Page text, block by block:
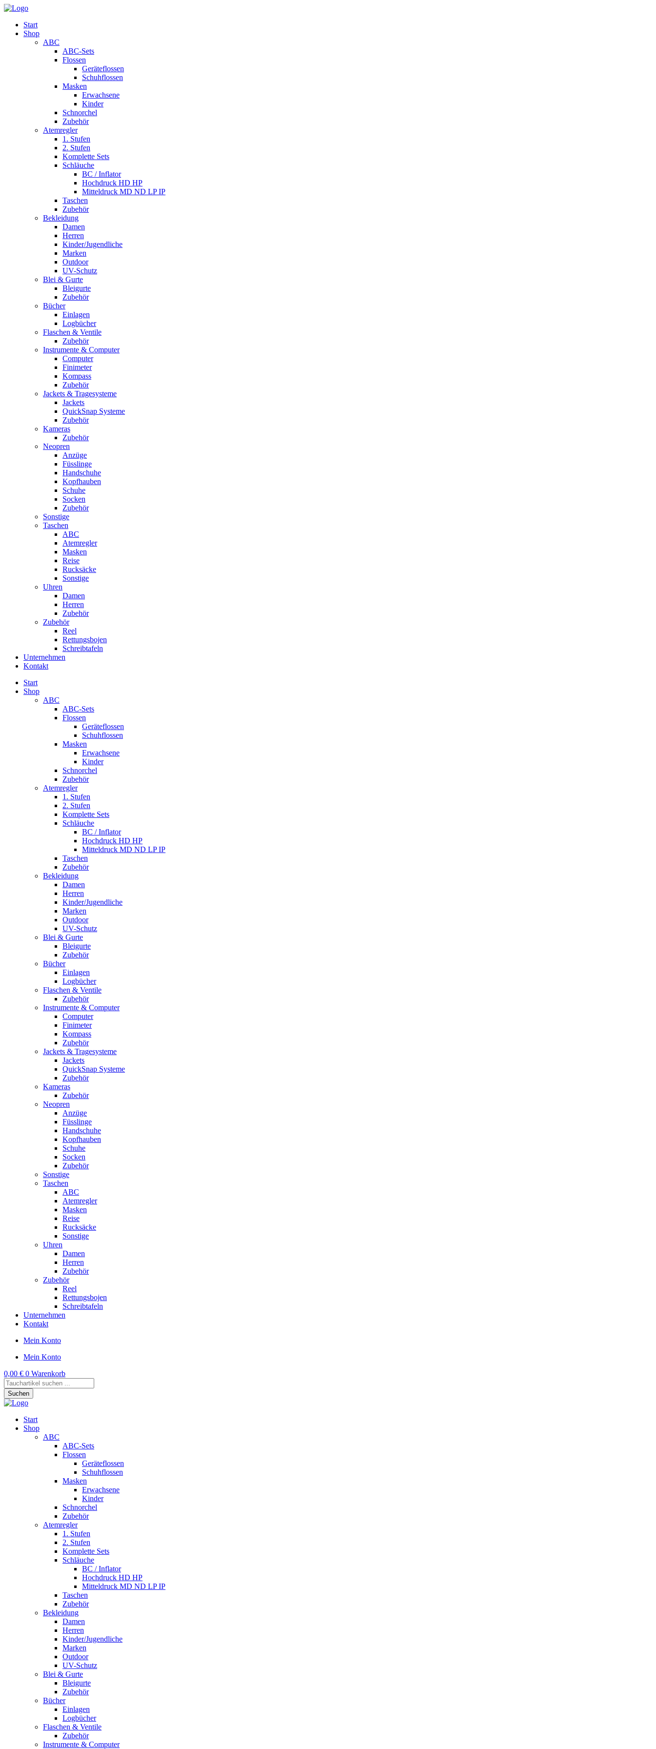
Start
Shop
ABC
ABC-Sets
Flossen
Geräteflossen
Schuhflossen
Masken
Erwachsene
Kinder
Schnorchel
Zubehör
Atemregler
1. Stufen
2. Stufen
Komplette Sets
Schläuche
BC / Inflator
Hochdruck HD HP
Mitteldruck MD ND LP IP
Taschen
Zubehör
Bekleidung
Damen
Herren
Kinder/Jugendliche
Marken
Outdoor
UV-Schutz
Blei & Gurte
Bleigurte
Zubehör
Bücher
Einlagen
Logbücher
Flaschen & Ventile
Zubehör
Instrumente & Computer
Computer
Finimeter
Kompass
Zubehör
Jackets & Tragesysteme
Jackets
QuickSnap Systeme
Zubehör
Kameras
Zubehör
Neopren
Anzüge
Füsslinge
Handschuhe
Kopfhauben
Schuhe
Socken
Zubehör
Sonstige
Taschen
ABC
Atemregler
Masken
Reise
Rucksäcke
Sonstige
Uhren
Damen
Herren
Zubehör
Zubehör
Reel
Rettungsbojen
Schreibtafeln
Unternehmen
Kontakt
Start
Shop
ABC
ABC-Sets
Flossen
Geräteflossen
Schuhflossen
Masken
Erwachsene
Kinder
Schnorchel
Zubehör
Atemregler
1. Stufen
2. Stufen
Komplette Sets
Schläuche
BC / Inflator
Hochdruck HD HP
Mitteldruck MD ND LP IP
Taschen
Zubehör
Bekleidung
Damen
Herren
Kinder/Jugendliche
Marken
Outdoor
UV-Schutz
Blei & Gurte
Bleigurte
Zubehör
Bücher
Einlagen
Logbücher
Flaschen & Ventile
Zubehör
Instrumente & Computer
Computer
Finimeter
Kompass
Zubehör
Jackets & Tragesysteme
Jackets
QuickSnap Systeme
Zubehör
Kameras
Zubehör
Neopren
Anzüge
Füsslinge
Handschuhe
Kopfhauben
Schuhe
Socken
Zubehör
Sonstige
Taschen
ABC
Atemregler
Masken
Reise
Rucksäcke
Sonstige
Uhren
Damen
Herren
Zubehör
Zubehör
Reel
Rettungsbojen
Schreibtafeln
Unternehmen
Kontakt
Mein Konto
Mein Konto
0,00 € 0 Warenkorb
Products
search
Suchen
Start
Shop
ABC
ABC-Sets
Flossen
Geräteflossen
Schuhflossen
Masken
Erwachsene
Kinder
Schnorchel
Zubehör
Atemregler
1. Stufen
2. Stufen
Komplette Sets
Schläuche
BC / Inflator
Hochdruck HD HP
Mitteldruck MD ND LP IP
Taschen
Zubehör
Bekleidung
Damen
Herren
Kinder/Jugendliche
Marken
Outdoor
UV-Schutz
Blei & Gurte
Bleigurte
Zubehör
Bücher
Einlagen
Logbücher
Flaschen & Ventile
Zubehör
Instrumente & Computer